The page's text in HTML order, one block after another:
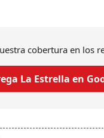
cobertura en los
La Estrella en